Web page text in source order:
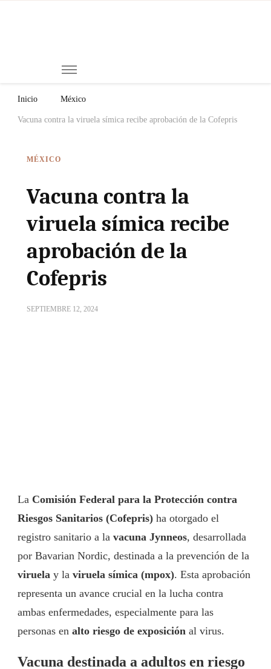
Inicio México
Vacuna contra la viruela símica recibe aprobación de la Cofepris
MÉXICO
Vacuna contra la
viruela símica recibe
aprobación de la
Cofepris
SEPTIEMBRE 12, 2024
La Comisión Federal para la Protección contra
Riesgos Sanitarios (Cofepris) ha otorgado el
registro sanitario a la vacuna Jynneos, desarrollada
por Bavarian Nordic, destinada a la prevención de la
viruela y la viruela símica (mpox). Esta aprobación
representa un avance crucial en la lucha contra
ambas enfermedades, especialmente para las
personas en alto riesgo de exposición al virus.
Vacuna destinada a adultos en riesgo